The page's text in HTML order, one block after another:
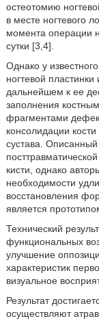
остеотомию
в месте ногтевого
момента операции
сутки [3,4].
Однако у
ногтевой
дальнейшем к ее
заполнения
фрагментами
консолидации
сустава.
кисти, однако
необходимости
восстановления
является
Технический
функциональных
улучшение
характеристик
визуальное
Результат
осуществляют